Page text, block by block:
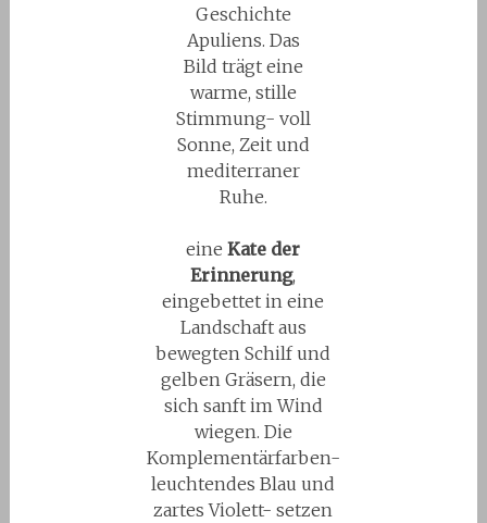
Geschichte
Apuliens. Das
Bild trägt eine
warme, stille
Stimmung- voll
Sonne, Zeit und
mediterraner
Ruhe.
eineKate der
Erinnerung,
eingebettet in eine
Landschaft aus
bewegten Schilf und
gelben Gräsern, die
sich sanft im Wind
wiegen. Die
Komplementärfarben-
leuchtendes Blau und
zartes Violett- setzen